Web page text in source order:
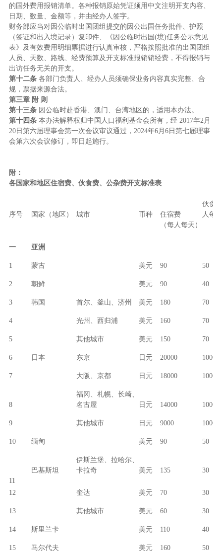
的国外费用报销清单。各种报销原始凭证须用中文注明开支内容、
日期、数量、金额等，并由经办人签字。
财务部应当对因公临时出国团组提交的因公出国任务批件、护照
（签证和出入境记录）复印件、《因公临时出国(境)任务公示意见
表》及有效费用明细票据进行认真审核，严格按照批准的出国团组
人员、天数、路线、经费预算及开支标准报销销经费，不得报销与
出访任务无关的开支。
第十二条各部门负责人、经办人员须确保业务内容真实完整、合
规，票据来源合法。
第三章 附 则
第十三条因公临时赴香港、澳门、台湾地区的，适用本办法。
第十四条本办法解释权归中国人口福利基金会所有，经 2017年2月
20日第六届理事会第一次会议审议通过，2024年6月6日第七届理事
会第六次会议修订，即日起施行。
附：
各国家和地区住宿费、伙食费、公杂费开支标准表
序号 国家（地区） 城市 币种
住宿费
（每人每天）
伙食
人每
一 亚洲
1 蒙古 美元 90 50
2 朝鲜 美元 90 40
3 韩国 首尔、釜山、济州 美元 180 70
4 光州、西归浦 美元 160 70
5 其他城市 美元 150 70
6 日本 东京 日元 20000 10000
7 大阪、京都 日元 18000 10000
8
福冈、札幌、长崎、
名古屋
日元 14000 10000
9 其他城市 日元 9000 10000
10 缅甸 美元 90 50
11
巴基斯坦
伊斯兰堡、拉哈尔、
卡拉奇
美元 135 30
12 奎达 美元 70 30
13 其他城市 美元 60 30
14 斯里兰卡 美元 110 40
15 马尔代夫 美元 160 50